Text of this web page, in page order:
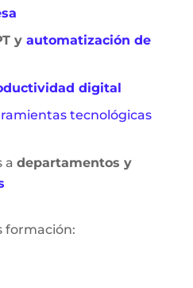
y automatización de
digital
tecnológicas
a departamentos y
formación: